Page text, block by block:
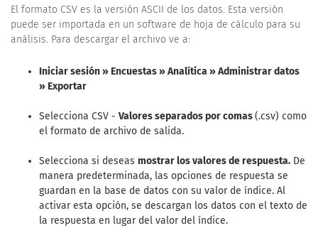
El formato CSV es la versión ASCII de los datos. Esta versión
puede ser importada en un software de hoja de cálculo para su
análisis. Para descargar el archivo ve a:
Iniciar sesión » Encuestas » Analítica » Administrar datos
» Exportar
Selecciona CSV - Valores separados por comas(.csv) como
el formato de archivo de salida.
Selecciona si deseas mostrar los valores de respuesta. De
manera predeterminada, las opciones de respuesta se
guardan en la base de datos con su valor de índice. Al
activar esta opción, se descargan los datos con el texto de
la respuesta en lugar del valor del índice.